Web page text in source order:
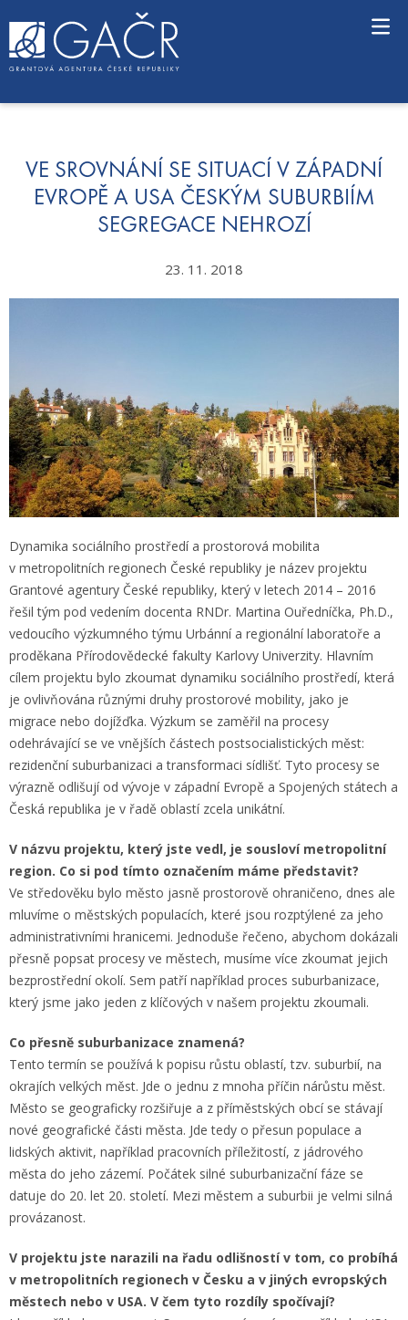
o
VE SROVNÁNÍ SE SITUACÍ V ZÁPADNÍ
EVROPĚ A USA ČESKÝM SUBURBIÍM
SEGREGACE NEHROZÍ
23. 11. 2018
Dynamika sociálního prostředí a prostorová mobilita
v metropolitních regionech České republiky je název projektu
Grantové agentury České republiky, který v letech 2014 – 2016
řešil tým pod vedením docenta RNDr. Martina Ouředníčka, Ph.D.,
vedoucího výzkumného týmu Urbánní a regionální laboratoře a
proděkana Přírodovědecké fakulty Karlovy Univerzity. Hlavním
cílem projektu bylo zkoumat dynamiku sociálního prostředí, která
je ovlivňována různými druhy prostorové mobility, jako je
migrace nebo dojížďka. Výzkum se zaměřil na procesy
odehrávající se ve vnějších částech postsocialistických měst:
rezidenční suburbanizaci a transformaci sídlišť. Tyto procesy se
výrazně odlišují od vývoje v západní Evropě a Spojených státech a
Česká republika je v řadě oblastí zcela unikátní.
V názvu projektu, který jste vedl, je sousloví metropolitní
region. Co si pod tímto označením máme představit?
Ve středověku bylo město jasně prostorově ohraničeno, dnes ale
mluvíme o městských populacích, které jsou rozptýlené za jeho
administrativními hranicemi. Jednoduše řečeno, abychom dokázali
přesně popsat procesy ve městech, musíme více zkoumat jejich
bezprostřední okolí. Sem patří například proces suburbanizace,
který jsme jako jeden z klíčových v našem projektu zkoumali.
Co přesně suburbanizace znamená?
Tento termín se používá k popisu růstu oblastí, tzv. suburbií, na
okrajích velkých měst. Jde o jednu z mnoha příčin nárůstu měst.
Město se geograficky rozšiřuje a z příměstských obcí se stávají
nové geografické části města. Jde tedy o přesun populace a
lidských aktivit, například pracovních příležitostí, z jádrového
města do jeho zázemí. Počátek silné suburbanizační fáze se
datuje do 20. let 20. století. Mezi městem a suburbii je velmi silná
provázanost.
V projektu jste narazili na řadu odlišností v tom, co probíhá
v metropolitních regionech v Česku a v jiných evropských
městech nebo v USA. V čem tyto rozdíly spočívají?